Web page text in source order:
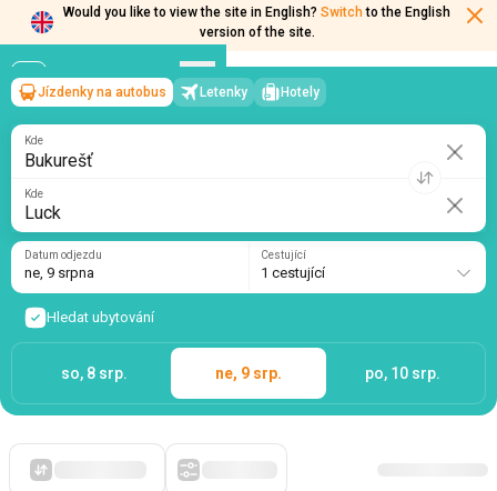
Would you like to view the site in English? Switch to the English
version of the site.
Bukurešť→Luck
ne, 9 srpna/1 cestující
Jízdenky na autobus Letenky Hotely
Kde
Kde
Datum odjezdu
ne, 9 srpna
Cestující
1 cestující
Hledat ubytování
so, 8 srp. ne, 9 srp. po, 10 srp.